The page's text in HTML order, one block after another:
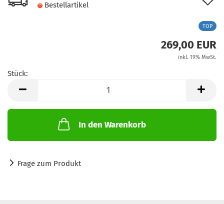
Bestellartikel
TOP
269,00 EUR
inkl. 19% MwSt.
Stück:
In den Warenkorb
Frage zum Produkt